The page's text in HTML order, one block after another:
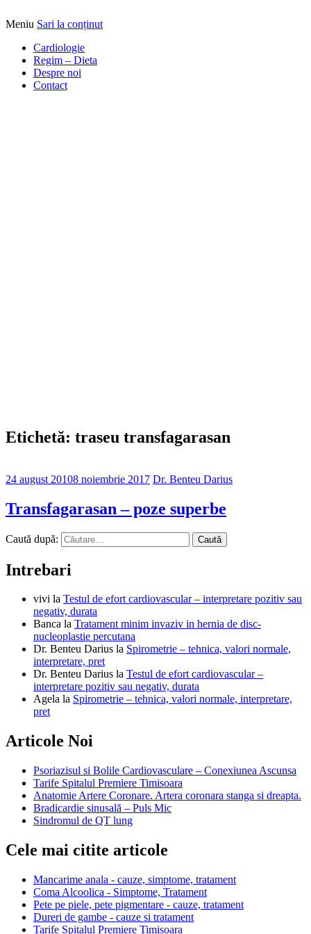
DrBendo.ro
Alimentatia sa iti fie medicatia
Meniu Sari la conținut
Cardiologie
Regim – Dieta
Despre noi
Contact
Etichetă: traseu transfagarasan
24 august 20108 noiembrie 2017 Dr. Benteu Darius
Transfagarasan – poze superbe
Caută după:
Intrebari
vivi la Testul de efort cardiovascular – interpretare pozitiv sau
negativ, durata
Banca la Tratament minim invaziv in hernia de disc-
nucleoplastie percutana
Dr. Benteu Darius la Spirometrie – tehnica, valori normale,
interpretare, pret
Dr. Benteu Darius la Testul de efort cardiovascular –
interpretare pozitiv sau negativ, durata
Agela la Spirometrie – tehnica, valori normale, interpretare,
pret
Articole Noi
Psoriazisul si Bolile Cardiovasculare – Conexiunea Ascunsa
Tarife Spitalul Premiere Timisoara
Anatomie Artere Coronare. Artera coronara stanga si dreapta.
Bradicardie sinusală – Puls Mic
Sindromul de QT lung
Cele mai citite articole
Mancarime anala - cauze, simptome, tratament
Coma Alcoolica - Simptome, Tratament
Pete pe piele, pete pigmentare - cauze, tratament
Dureri de gambe - cauze si tratament
Tarife Spitalul Premiere Timisoara